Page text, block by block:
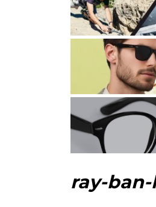
ray-